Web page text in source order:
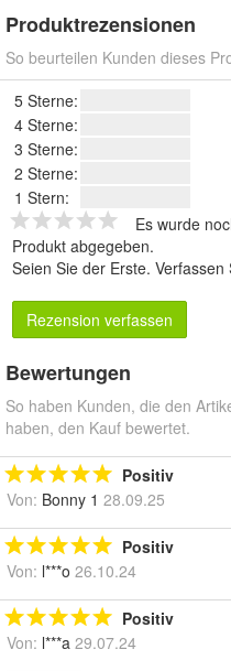
Produktrezensionen
So beurteilen Kunden dieses
5 Sterne:
4 Sterne:
3 Sterne:
2 Sterne:
1 Stern:
Es wurde
Produkt abgegeben.
Seien Sie der Erste. Verfassen
Rezension verfassen
Bewertungen
So haben Kunden, die den
haben, den Kauf bewertet.
Positiv
Von: Bonny 1 28.09.25
Positiv
Von: l***o 26.10.24
Positiv
Von: l***a 29.07.24